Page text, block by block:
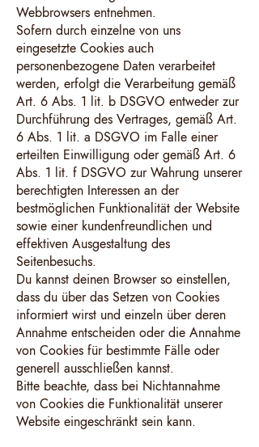
Webbrowsers entnehmen.
Sofern durch einzelne von uns
eingesetzte Cookies auch
personenbezogene Daten verarbeitet
werden, erfolgt die Verarbeitung gemäß
Art. 6 Abs. 1 lit. b DSGVO entweder zur
Durchführung des Vertrages, gemäß Art.
6 Abs. 1 lit. a DSGVO im Falle einer
erteilten Einwilligung oder gemäß Art. 6
Abs. 1 lit. f DSGVO zur Wahrung unserer
berechtigten Interessen an der
bestmöglichen Funktionalität der Website
sowie einer kundenfreundlichen und
effektiven Ausgestaltung des
Seitenbesuchs.
Du kannst deinen Browser so einstellen,
dass du über das Setzen von Cookies
informiert wirst und einzeln über deren
Annahme entscheiden oder die Annahme
von Cookies für bestimmte Fälle oder
generell ausschließen kannst.
Bitte beachte, dass bei Nichtannahme
von Cookies die Funktionalität unserer
Website eingeschränkt sein kann.